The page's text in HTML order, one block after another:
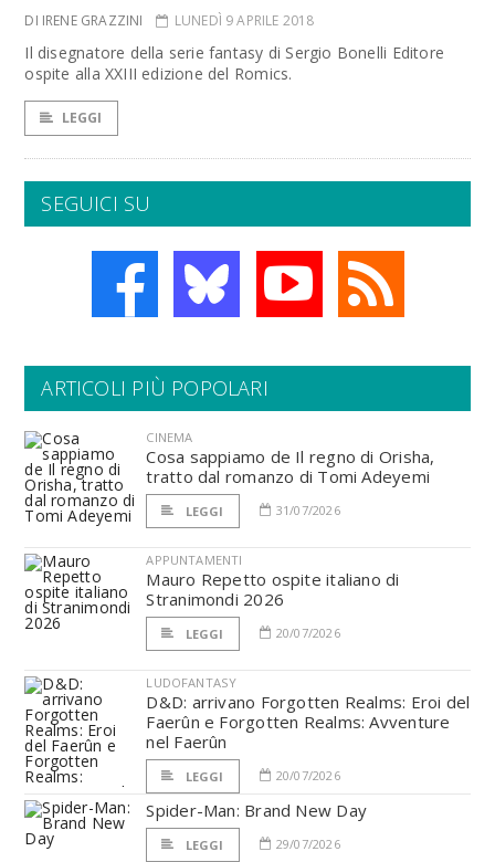
DI IRENE GRAZZINI LUNEDÌ 9 APRILE 2018
Il disegnatore della serie fantasy di Sergio Bonelli Editore
ospite alla XXIII edizione del Romics.
LEGGI
SEGUICI SU
ARTICOLI PIÙ POPOLARI
CINEMA
Cosa sappiamo de Il regno di Orisha,
tratto dal romanzo di Tomi Adeyemi
LEGGI 31/07/2026
APPUNTAMENTI
Mauro Repetto ospite italiano di
Stranimondi 2026
LEGGI 20/07/2026
LUDOFANTASY
D&D: arrivano Forgotten Realms: Eroi del
Faerûn e Forgotten Realms: Avventure
nel Faerûn
LEGGI 20/07/2026
Spider-Man: Brand New Day
LEGGI 29/07/2026